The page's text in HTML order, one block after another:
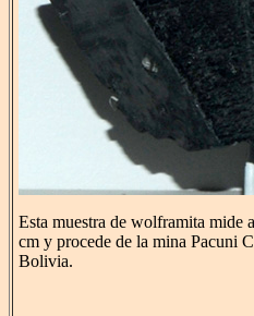
Esta muestra de wolframita mide
cm y procede de la mina Pacuni
Bolivia.